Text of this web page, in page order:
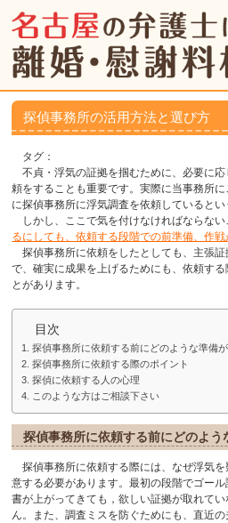
探偵事務所の活用方法と選び方
タグ：
不貞・浮気の証拠を掴むために、必要に
頼をすることも重要です。実際に当事務所
に探偵事務所に浮気調査を依頼していると
しかし、ここで気を付けなければならな
るにしても、依頼する段階での前準備、作
探偵事務所に依頼をしたとしても、主張
で、確実に成果を上げるためにも、依頼す
とがあります。
目次
探偵事務所に依頼する前にどのような準備
探偵事務所に依頼する際のポイント
探偵に依頼する人の心理
このような方はご相談下さい
探偵事務所に依頼する前にどのよう
探偵事務所に依頼する際には、なぜ浮気
意する必要があります。最初の段階でゴー
書が上がってきても，欲しい証拠が取れて
ん。また、調査ミスを防ぐためにも、直近